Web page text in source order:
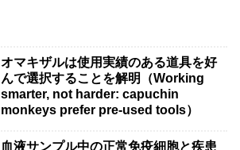
オマキザルは使用実績のある道具を好
んで選択することを解明（Working
smarter, not harder: capuchin
monkeys prefer pre-used tools）
血液サンプル中の正常免疫細胞と疾患